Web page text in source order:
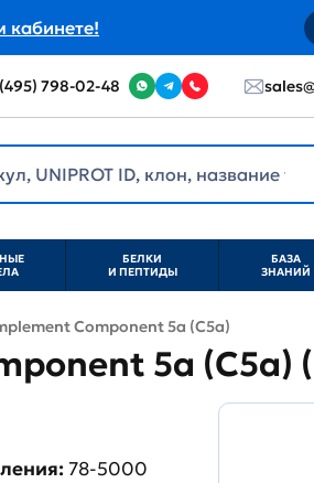
кабинете!
798-02-48
БЕЛКИ
И ПЕПТИДЫ
БАЗА
ЗНАНИЙ
Component 5a (C5a)
5a (C5a)
78-5000